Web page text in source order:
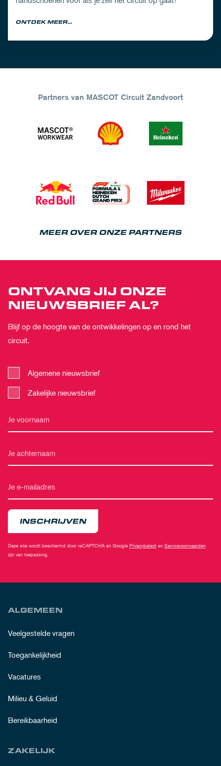
ONTDEK MEER...
Partners van MASCOT Circuit Zandvoort
MEER OVER ONZE PARTNERS
ONTVANG JIJ ONZE
NIEUWSBRIEF AL?
Blijf op de hoogte van de ontwikkelingen op en rond het
circuit.
Algemene nieuwsbrief
Zakelijke nieuwsbrief
INSCHRIJVEN
Deze site wordt beschermd door reCAPTCHA en Google Privacybeleid en Servicevoorwaarden
zijn van toepassing.
ALGEMEEN
Veelgestelde vragen
Toegankelijkheid
Vacatures
Milieu & Geluid
Bereikbaarheid
ZAKELIJK